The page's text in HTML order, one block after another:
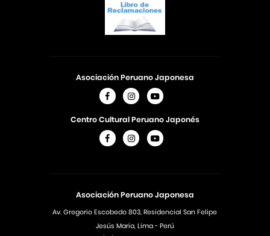
Asociación Peruano Japonesa
Av. Gregorio Escobedo 803, Residencial San Felipe
Jesús Maria, Lima - Perú
Asociación Peruano Japonesa
Centro Cultural Peruano Japonés